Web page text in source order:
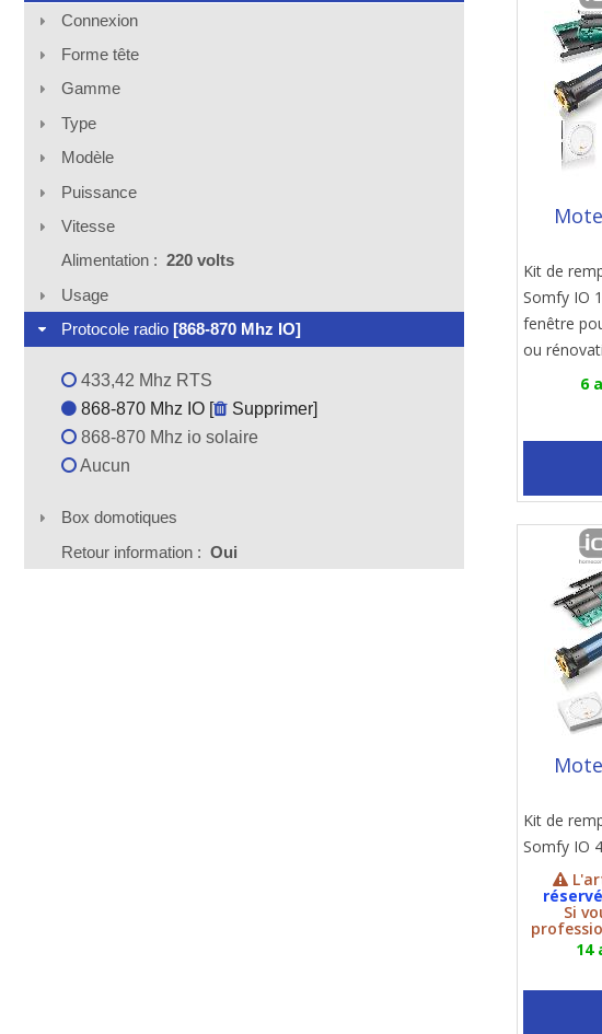
Connexion
Forme tête
Gamme
Type
Modèle
Puissance
Vitesse
Alimentation : 220 volts
Usage
Protocole radio [868-870 Mhz IO]
433,42 Mhz RTS
868-870 Mhz IO [
Supprimer]
868-870 Mhz io solaire
Aucun
Box domotiques
Retour information : Oui
Kit de
Somfy IO
fenêtre
ou
6
Kit de
Somfy IO
Si
14